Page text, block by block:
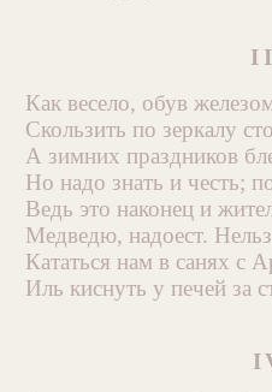
Как весело, обув
Скользить по зеркалу
А зимних праздников
Но надо знать и честь;
Ведь это наконец и
Медведю, надоест.
Кататься нам в санях с
Иль киснуть у печей за